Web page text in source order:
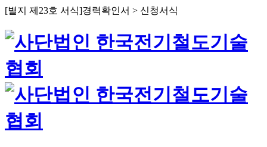
[별지 제23호 서식]경력확인서 > 신청서식